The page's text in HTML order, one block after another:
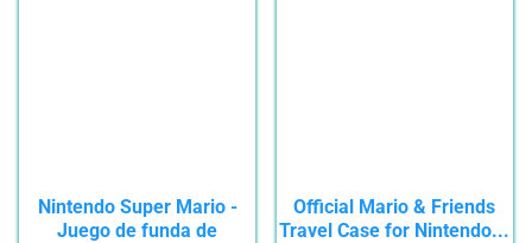
Nintendo Super Mario -
Juego de funda de
Official Mario & Friends
Travel Case for Nintendo...